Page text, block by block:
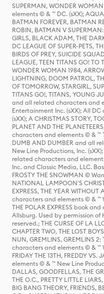
SUPERMAN, WONDER
elements © & ™ DC. (sXX);
BATMAN FOREVER, BATMAN
ROBIN, BATMAN V
GIRLS, BLACK ADAM, THE
DC LEAGUE OF SUPER-PETS,
BIRDS OF PREY, SUICIDE
LEAGUE, TEEN TITANS GO!
WONDER WOMAN 1984,
LIGHTNING, DOOM PATROL,
OF TOMORROW, STARGIRL,
TITANS GO!, TITANS, YOUNG
and all related characters and
Entertainment Inc. (sXX); All
(sXX); A CHRISTMAS STORY,
PLANET AND THE
characters and elements © & ™
DUMB AND DUMBER and all
New Line Productions, Inc.
related characters and
Inc. and Classic Media, LLC.
FROSTY THE SNOWMAN ©
NATIONAL LAMPOON'S
EXPRESS, THE YEAR
characters and elements © & ™
THE POLAR EXPRESS book
Allsburg. Used by permission
reserved.; THE CURSE OF LA
CHAPTER TWO, THE LOST
NUN, GREMLINS, GREMLINS
characters and elements © & ™
FRIDAY THE 13TH, FREDDY
elements © & ™ New Line
DALLAS, GOODFELLAS, THE
THE O.C., PRETTY LITTLE
BIG BANG THEORY, FRIENDS,